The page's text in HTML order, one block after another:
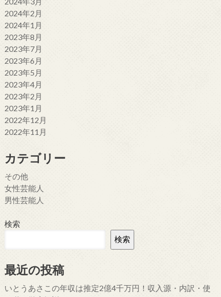
2024年2月
2024年1月
2023年8月
2023年7月
2023年6月
2023年5月
2023年4月
2023年2月
2023年1月
2022年12月
2022年11月
カテゴリー
その他
女性芸能人
男性芸能人
検索
検索
最近の投稿
いとうあさこの年収は推定2億4千万円！収入源・内訳・使